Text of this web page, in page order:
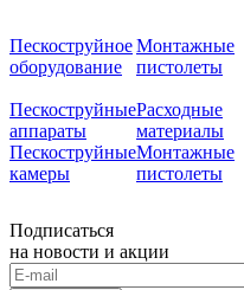
Пескоструйное
оборудование
Пескоструйные
аппараты
Пескоструйные
камеры
Монтажные
пистолеты
Расходные
материалы
Монтажные
пистолеты
Подписаться
на новости и акции